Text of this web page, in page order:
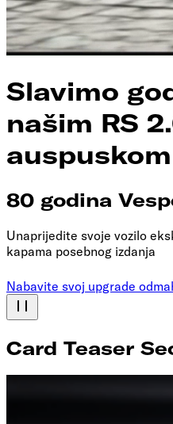
Slavimo
našim RS
auspuskom
80 godina
Unaprijedite svoje vozilo
kapama posebnog izdanja
Nabavite svoj upgrade
Card Teaser